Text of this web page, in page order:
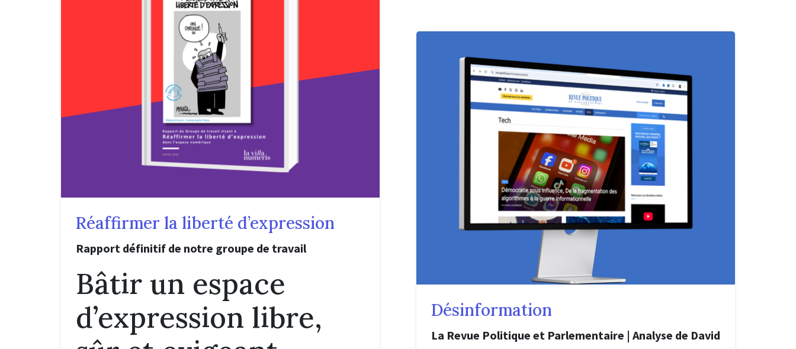
Réaffirmer la liberté d’expression
Rapport définitif de notre groupe de travail
Bâtir un espace
d’expression libre,
Désinformation
La Revue Politique et Parlementaire | Analyse de David